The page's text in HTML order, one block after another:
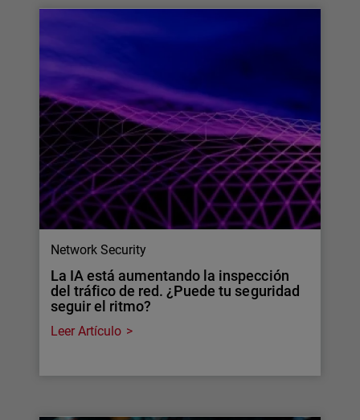
Network Security
La IA está aumentando la inspección
del tráfico de red. ¿Puede tu seguridad
seguir el ritmo?
Leer Artículo